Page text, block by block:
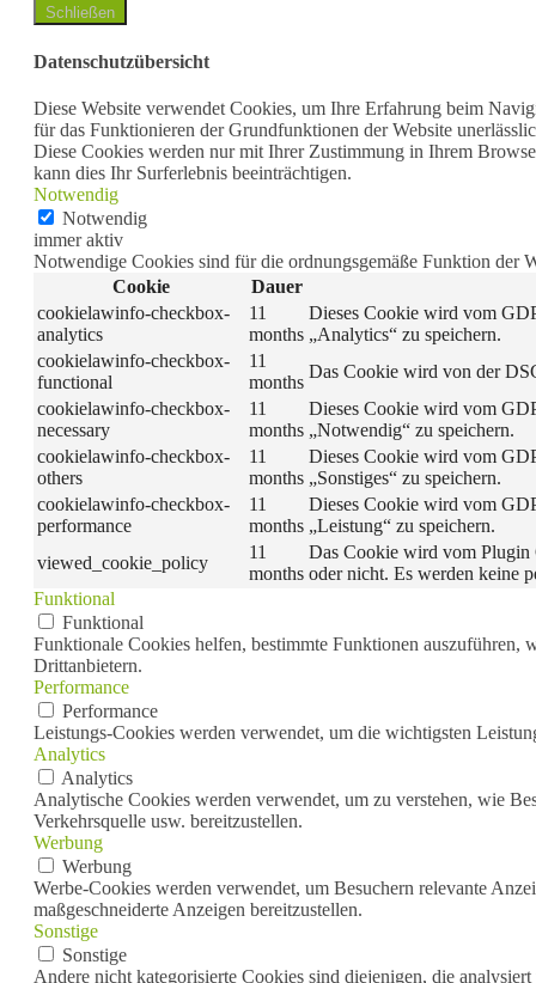
Schließen
Datenschutzübersicht
Diese Website verwendet Cookies, um Ihre Erfahrung beim
für das Funktionieren der Grundfunktionen der Website
Diese Cookies werden nur mit Ihrer Zustimmung in Ihrem
kann dies Ihr Surferlebnis beeinträchtigen.
Notwendig
Notwendig
immer aktiv
Notwendige Cookies sind für die ordnungsgemäße Funktion der
Cookie
Dauer
cookielawinfo-checkbox-
analytics
11
months
Dieses Cookie wird vom
„Analytics“ zu speichern.
cookielawinfo-checkbox-
functional
11
months
Das Cookie wird von der
cookielawinfo-checkbox-
necessary
11
months
Dieses Cookie wird vom
„Notwendig“ zu speichern.
cookielawinfo-checkbox-
others
11
months
Dieses Cookie wird vom
„Sonstiges“ zu speichern.
cookielawinfo-checkbox-
performance
11
months
Dieses Cookie wird vom
„Leistung“ zu speichern.
viewed_cookie_policy
11
months
Das Cookie wird vom Plugin
oder nicht. Es werden keine
Funktional
Funktional
Funktionale Cookies helfen, bestimmte Funktionen auszuführen,
Drittanbietern.
Performance
Performance
Leistungs-Cookies werden verwendet, um die wichtigsten
Analytics
Analytics
Analytische Cookies werden verwendet, um zu verstehen, wie
Verkehrsquelle usw. bereitzustellen.
Werbung
Werbung
Werbe-Cookies werden verwendet, um Besuchern relevante
maßgeschneiderte Anzeigen bereitzustellen.
Sonstige
Sonstige
Andere nicht kategorisierte Cookies sind diejenigen, die